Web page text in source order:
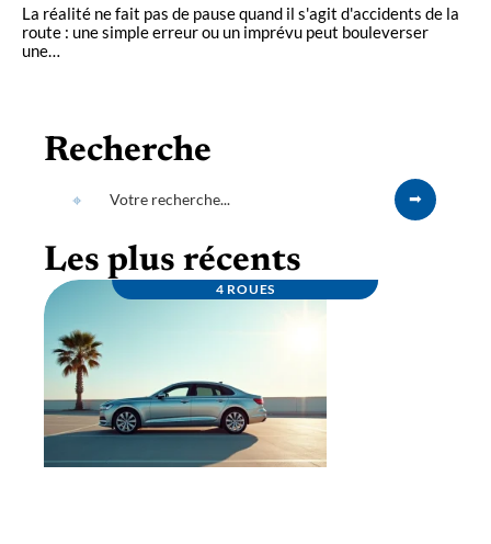
La réalité ne fait pas de pause quand il s'agit d'accidents de la
route : une simple erreur ou un imprévu peut bouleverser
une
Recherche
Les plus récents
4 ROUES